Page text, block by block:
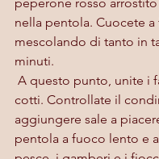
nella pentola. Cuocete a
mescolando di tanto in
minuti.
A questo punto, unite i
cotti. Controllate il
aggiungere sale a
pentola a fuoco lento e